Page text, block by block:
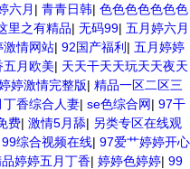
六月 | 青青日韩| 色色色色色色色
里之有精品| 无码99| 五月婷六月
激情网站| 92国产福利 | 五月婷婷
五月欧美| 天天干天天玩天天夜天
婷激情完整版| 精品一区二区三
丁香综合人妻| se色综合网| 97干
费| 激情5月舔| 另类专区在线观
99综合视频在线| 97爱艹婷婷开心
婷婷五月丁香| 婷婷色婷婷| 99